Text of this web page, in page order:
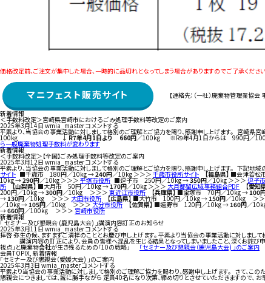
価格改定前、ご注文が集中した場合、一時的に品切れとなってしまう場合がありますので ご了承くださ
マニフェスト販売サイト 【連絡先：（一社）廃棄物管理業協
新着情報
＜手数料改定＞宮崎県宮崎市における ごみ処理手数料等改定のご案内
2025年3月14日wmia_masterコメントする
平素より、当協会の事業活動に対しまして格別のご理解とご協力を賜り、感謝申し上げます。 宮崎
100kg ↓R7年4月1日より 660円／100kg ※R9年4月1日からは 990円／100kg
ら一般廃棄物処理手数料が変わります
新着情報
＜手数料改定＞【全国】ごみ処理手数料等改定のご案内
2025年3月12日 wmia_masterコメントする
平素より、当協会の事業活動に対しまして格別のご理解とご協力を賜り、感謝申し上げます。 下記地
サイト ■千歳市 180円／10kg →240円／10kg ＞＞＞ 千歳市役所サイト 【福島県】 ■会津若松
10kg →290円／10kg ＞＞＞ 平塚市役所■逗子市 250円／10kg →350円／10kg ＞＞＞ 逗子
所 【山梨県】■大月市 50円／10kg →170円／10kg ＞＞＞ 大月都留広域事務組合PDF 【愛知
200円／10kg →300円／10kg ＞＞＞ 東近江市役所 【兵庫県】■宝塚市 70円／10kg →100
→130円／10kg ＞＞＞ 大田市役所 【広島県】■大竹市 100円／10kg →150円／10kg ＞＞
／10kg →105円／10kg ＞＞＞大分市役所 【佐賀県】■嬉野市 120円／10kg →160円／
→660円／100kg ＞＞＞ 宮崎市役所
新着情報
「 セミナー及び懇親会 (鹿児島大会) 」講演内容訂正のお知らせ
2025年3月11日wmia_masterコメントする
拝啓 弥生の候、ますますご清祥のこととお慶び申し上げます。 平素より当協会の事業活動に対し
講演内容の訂正により、会員の皆様へ混乱を生じる結果となってしまいましたこと、深
視点」と廃棄物会社が生き残るための「10の戦略」 「セミナー及び懇親会（鹿児島大会) 」のご案内
会員TOPIX,新着情報
「セミナー及び懇親会（愛媛大会) 」のご案内
2025年3月3日 wmia_masterコメントする
平素より当協会の事業活動に対しまして格別のご理解ご協力を賜わり、感謝申し上げます。 さて、こ
懇親会につきましては、誠に勝手ながら 定員40名になり次第、締め切りとさせていただきますので、